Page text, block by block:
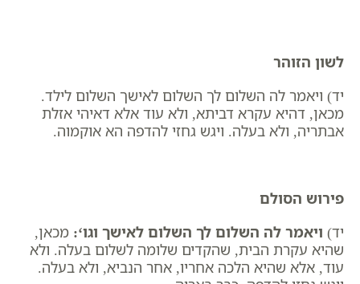
לשון הזוהר
יד) ויאמר לה השלום לך השלום לאישך השלום לילד.
מכאן, דהיא עקרא דביתא, ולא עוד אלא דאיהי אזלת
אבתריה, ולא בעלה. ויגש גחזי להדפה הא אוקמוה.
פירוש הסולם
יד) ויאמר לה השלום לך השלום לאישך וגו‘: מכאן,
שהיא עקרת הבית, שהקדים שלומה לשלום בעלה. ולא
עוד, אלא שהיא הלכה אחריו, אחר הנביא, ולא בעלה.